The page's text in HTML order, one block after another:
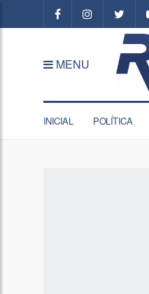
MENU
INICIAL POLÍTICA